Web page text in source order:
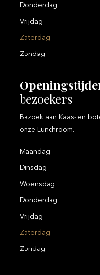
Donderdag
Vrijdag
Zaterdag
Zondag
bezoekers
Bezoek aan Kaas- en
onze Lunchroom.
Maandag
Dinsdag
Woensdag
Donderdag
Vrijdag
Zaterdag
Zondag